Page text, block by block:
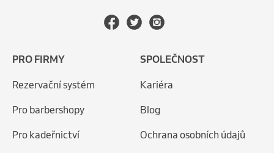
PRO FIRMY
Rezervační systém
Pro barbershopy
Pro kadeřnictví
SPOLEČNOST
Kariéra
Blog
Ochrana osobních údajů